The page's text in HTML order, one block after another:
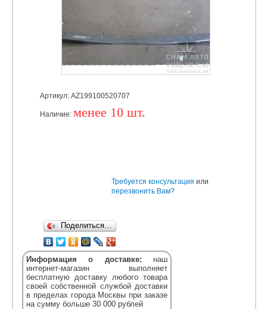
Артикул: AZ199100520707
Наличие: менее 10 шт.
Поделиться…
Требуется консультация или
перезвонить Вам?
Информация о доставке: наш
интернет-магазин выполняет
бесплатную доставку любого товара
своей собственной службой доставки
в пределах города Москвы при заказе
на сумму больше 30 000 рублей